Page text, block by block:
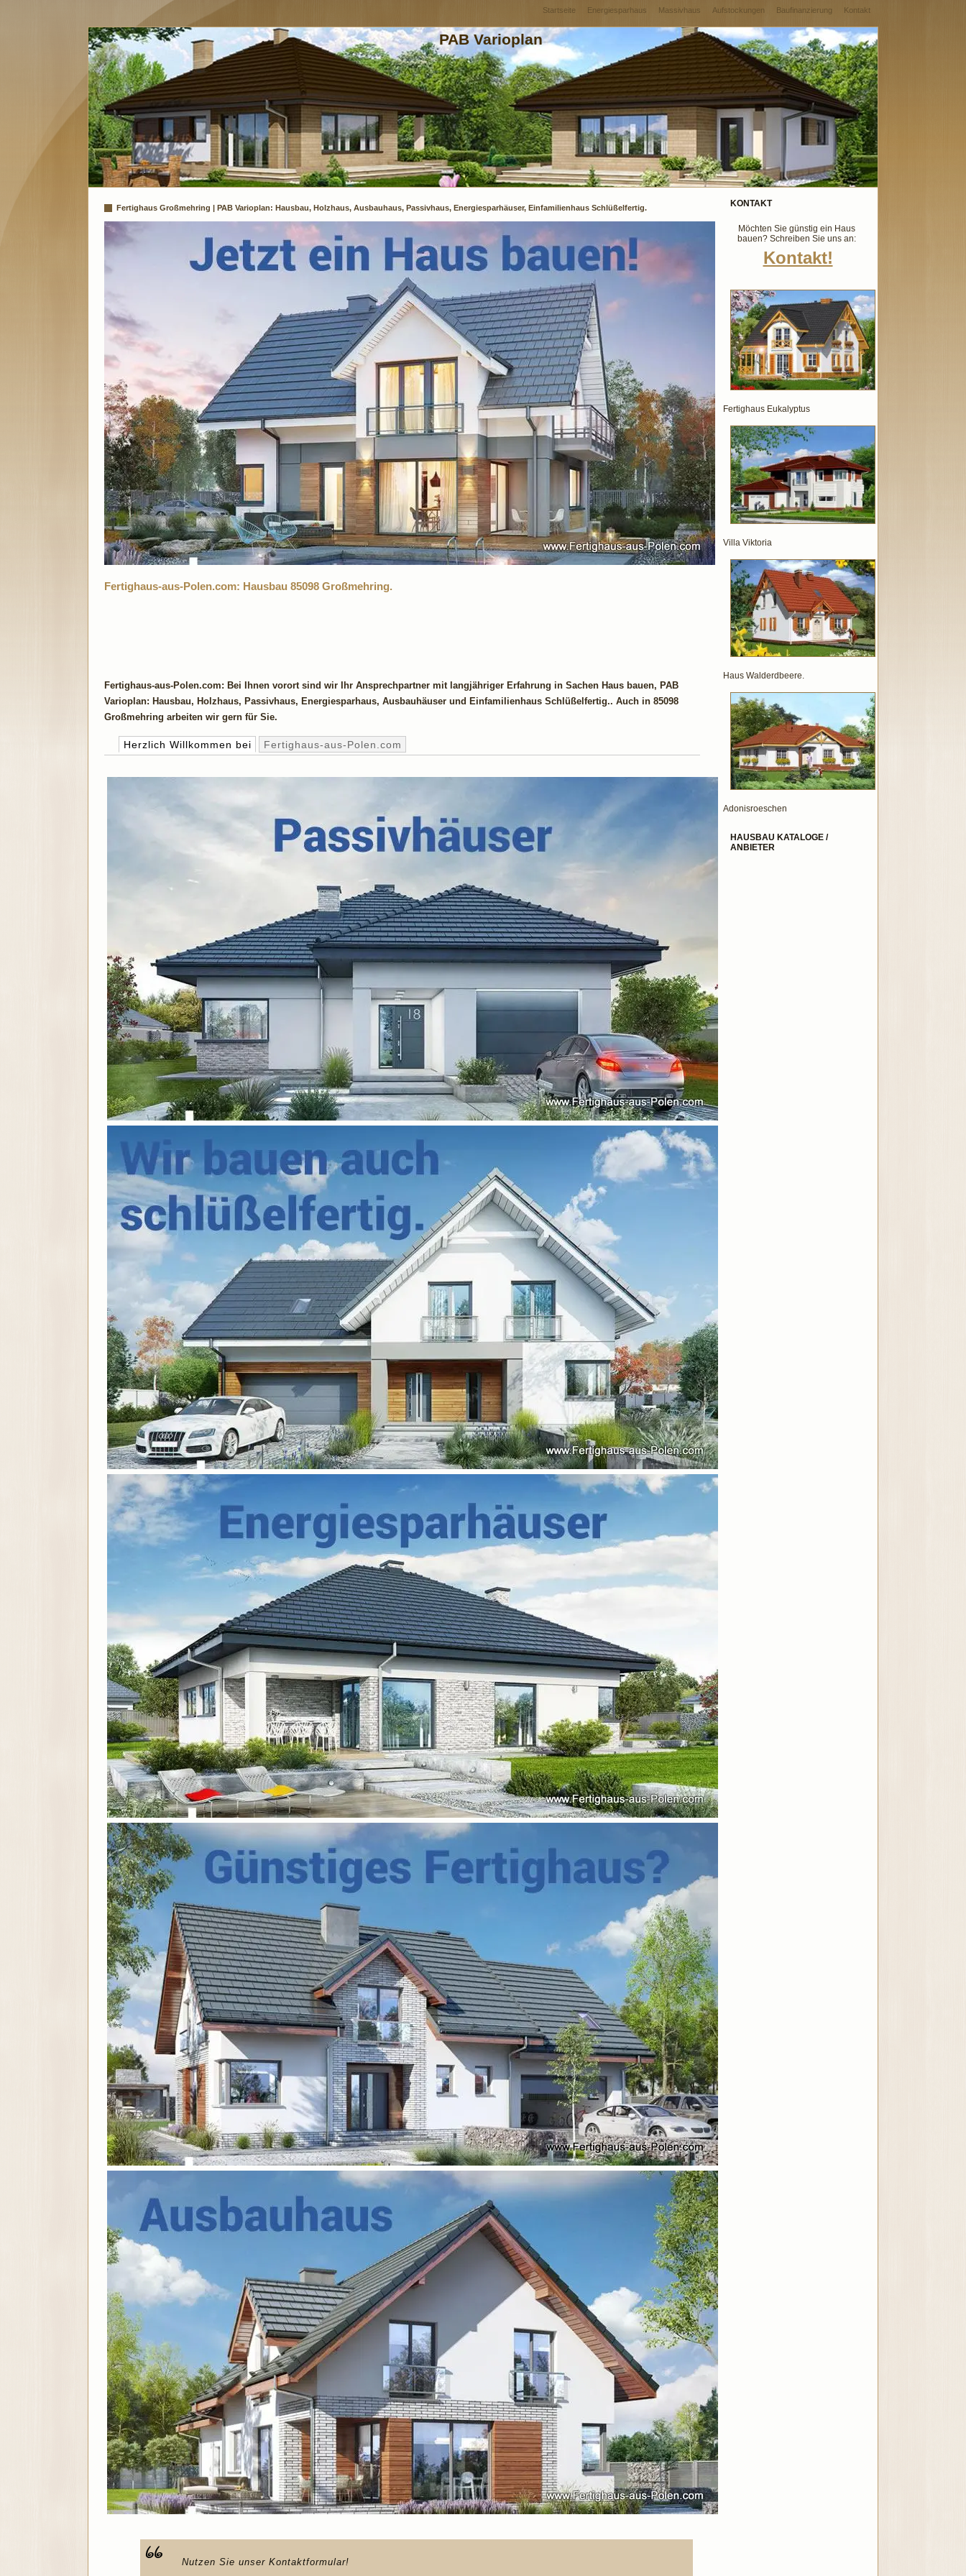
Startseite Energiesparhaus Massivhaus Aufstockungen Baufinanzierung Kontakt
PAB Varioplan
Fertighaus Großmehring | PAB Varioplan: Hausbau, Holzhaus, Ausbauhaus, Passivhaus, Energiesparhäuser, Einfamilienhaus Schlüßelfertig.
Fertighaus-aus-Polen.com: Hausbau 85098 Großmehring.
Fertighaus-aus-Polen.com: Bei Ihnen vorort sind wir Ihr Ansprechpartner mit langjähriger Erfahrung in Sachen Haus bauen, PAB
Varioplan: Hausbau, Holzhaus, Passivhaus, Energiesparhaus, Ausbauhäuser und Einfamilienhaus Schlüßelfertig.. Auch in 85098
Großmehring arbeiten wir gern für Sie.
Herzlich Willkommen bei Fertighaus-aus-Polen.com
Nutzen Sie unser Kontaktformular!
KONTAKT
Möchten Sie günstig ein Haus
bauen? Schreiben Sie uns an:
Kontakt!
Fertighaus Eukalyptus
Villa Viktoria
Haus Walderdbeere.
Adonisroeschen
HAUSBAU KATALOGE /
ANBIETER